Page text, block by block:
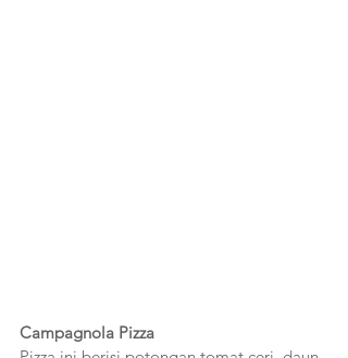
Campagnola Pizza